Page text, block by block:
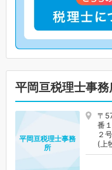
平岡亘税理士事務
〒
番
２号
(上
平岡亘税理士事務
所